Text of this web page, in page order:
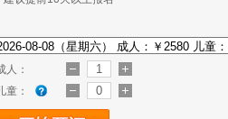
人：
童：